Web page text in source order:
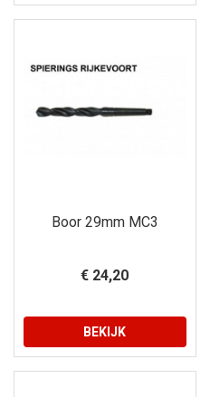
Boor 29mm MC3
€ 24,20
BEKIJK